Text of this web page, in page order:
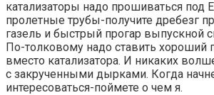
катализаторы надо прошиваться под
пролетные трубы-получите дребезг
газель и быстрый прогар выпускной
По-толковому надо ставить хороший
вместо катализатора. И никаких
с закрученными дырками. Когда
интересоваться-поймете о чем я.